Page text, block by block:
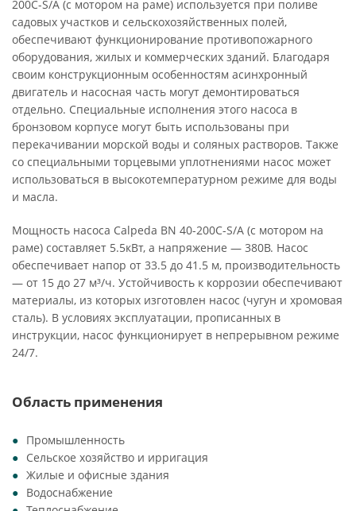
200C-S/A (с мотором на раме) используется при поливе
садовых участков и сельскохозяйственных полей,
обеспечивают функционирование противопожарного
оборудования, жилых и коммерческих зданий. Благодаря
своим конструкционным особенностям асинхронный
двигатель и насосная часть могут демонтироваться
отдельно. Специальные исполнения этого насоса в
бронзовом корпусе могут быть использованы при
перекачивании морской воды и соляных растворов. Также
со специальными торцевыми уплотнениями насос может
использоваться в высокотемпературном режиме для воды
и масла.
Мощность насоса Calpeda BN 40-200C-S/A (с мотором на
раме) составляет 5.5кВт, а напряжение — 380В. Насос
обеспечивает напор от 33.5 до 41.5 м, производительность
— от 15 до 27 м³/ч. Устойчивость к коррозии обеспечивают
материалы, из которых изготовлен насос (чугун и хромовая
сталь). В условиях эксплуатации, прописанных в
инструкции, насос функционирует в непрерывном режиме
24/7.
Область применения
Промышленность
Сельское хозяйство и ирригация
Жилые и офисные здания
Водоснабжение